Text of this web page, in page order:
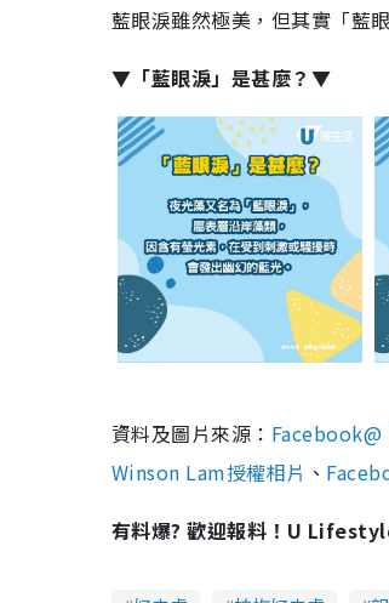
藍眼淚雖然極美，但其實「藍
▼「藍眼淚」是甚麼？▼
資料及圖片來源： Facebook@
Winson Lam授權相片 、
有料爆? 歡迎報料！U